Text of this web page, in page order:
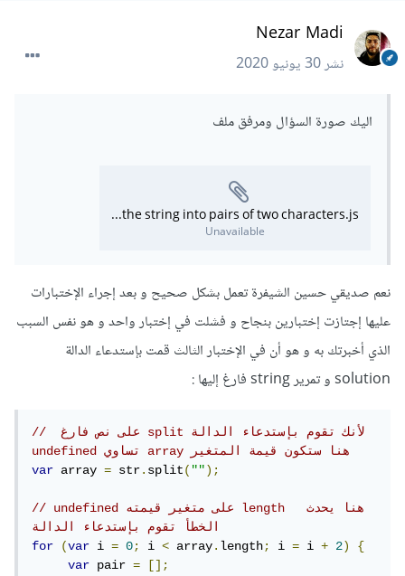
Nezar Madi
نشر30 يونيو 2020
اليك صورة السؤال ومرفق ملف
splits the string into pairs of two characters.js
Unavailable
نعم صديقي حسين الشيفرة تعمل بشكل صحيح و بعد إجراء الإختبارات
عليها إجتازت إختبارين بنجاح و فشلت في إختبار واحد و هو نفس السبب
الذي أخبرتك به و هو أن في الإختبار الثالث قمت بإستدعاء الدالة
solution و تمرير string فارغ إليها :
//  على نص فارغ split لأنك تقوم بإستدعاء الدالة
undefined تساوي array هنا ستكون قيمة المتغير
var array = str.split("");
// undefined على متغير قيمته length  هنا يحدث
for
(var i = 0; i < array.length; i = i + 2)
{
var pair =
[];